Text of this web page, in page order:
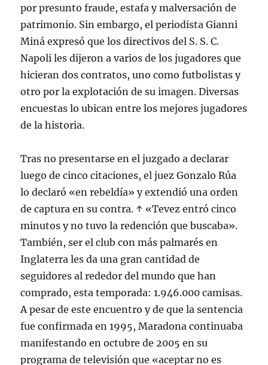
por presunto fraude, estafa y malversación de
patrimonio. Sin embargo, el periodista Gianni
Miná expresó que los directivos del S. S. C.
Napoli les dijeron a varios de los jugadores que
hicieran dos contratos, uno como futbolistas y
otro por la explotación de su imagen. Diversas
encuestas lo ubican entre los mejores jugadores
de la historia.
Tras no presentarse en el juzgado a declarar
luego de cinco citaciones, el juez Gonzalo Rúa
lo declaró «en rebeldía» y extendió una orden
de captura en su contra. ↑ «Tevez entró cinco
minutos y no tuvo la redención que buscaba».
También, ser el club con más palmarés en
Inglaterra les da una gran cantidad de
seguidores al rededor del mundo que han
comprado, esta temporada: 1.946.000 camisas.
A pesar de este encuentro y de que la sentencia
fue confirmada en 1995, Maradona continuaba
manifestando en octubre de 2005 en su
programa de televisión que «aceptar no es